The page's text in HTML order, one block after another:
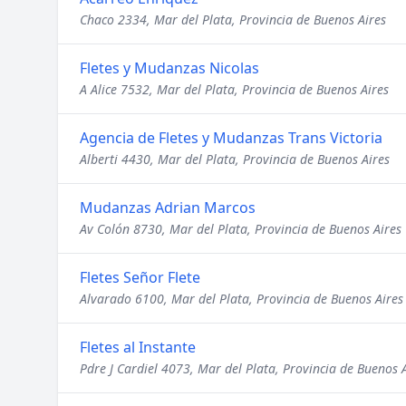
Chaco 2334, Mar del Plata, Provincia de Buenos Aires
Fletes y Mudanzas Nicolas
A Alice 7532, Mar del Plata, Provincia de Buenos Aires
Agencia de Fletes y Mudanzas Trans Victoria
Alberti 4430, Mar del Plata, Provincia de Buenos Aires
Mudanzas Adrian Marcos
Av Colón 8730, Mar del Plata, Provincia de Buenos Aires
Fletes Señor Flete
Alvarado 6100, Mar del Plata, Provincia de Buenos Aires
Fletes al Instante
Pdre J Cardiel 4073, Mar del Plata, Provincia de Buenos